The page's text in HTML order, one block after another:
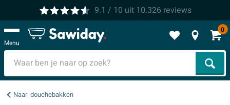
9.1 / 10 uit 10.326 reviews
Menu
0
Naar douchebakken